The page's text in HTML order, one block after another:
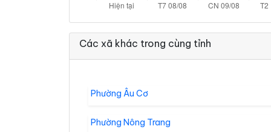
Các xã khác trong cùng tỉnh
Phường Âu Cơ
Phường Nông Trang